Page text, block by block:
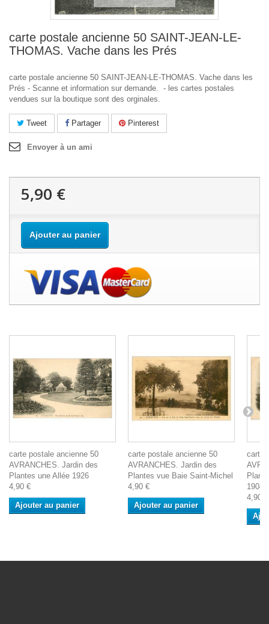
carte postale ancienne 50 SAINT-JEAN-LE-
THOMAS. Vache dans les Prés
carte postale ancienne 50 SAINT-JEAN-LE-THOMAS. Vache dans les
Prés - Scanne et information sur demande. - les cartes postales
vendues sur la boutique sont des orginales.
Tweet Partager Pinterest
Envoyer à un ami
5,90 €
Ajouter au panier
carte postale ancienne 50
AVRANCHES. Jardin des
Plantes une Allée 1926
4,90 €
Ajouter au panier
carte postale ancienne 50
AVRANCHES. Jardin des
Plantes vue Baie Saint-Michel
4,90 €
Ajouter au panier
carte
1904
4,90 €